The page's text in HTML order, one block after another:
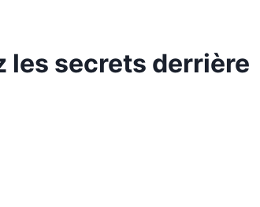
les secrets derrière